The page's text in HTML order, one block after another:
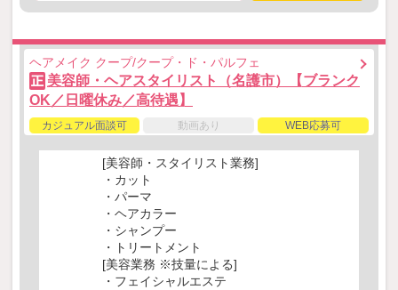
ヘアメイク クープ/クープ・ド・パルフェ
正 美容師・ヘアスタイリスト（名護市）【ブランク
OK／日曜休み／高待遇】
カジュアル面談可 動画あり WEB応募可
[美容師・スタイリスト業務]
・カット
・パーマ
・ヘアカラー
・シャンプー
・トリートメント
[美容業務 ※技量による]
・フェイシャルエステ